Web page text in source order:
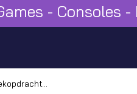
- Consoles